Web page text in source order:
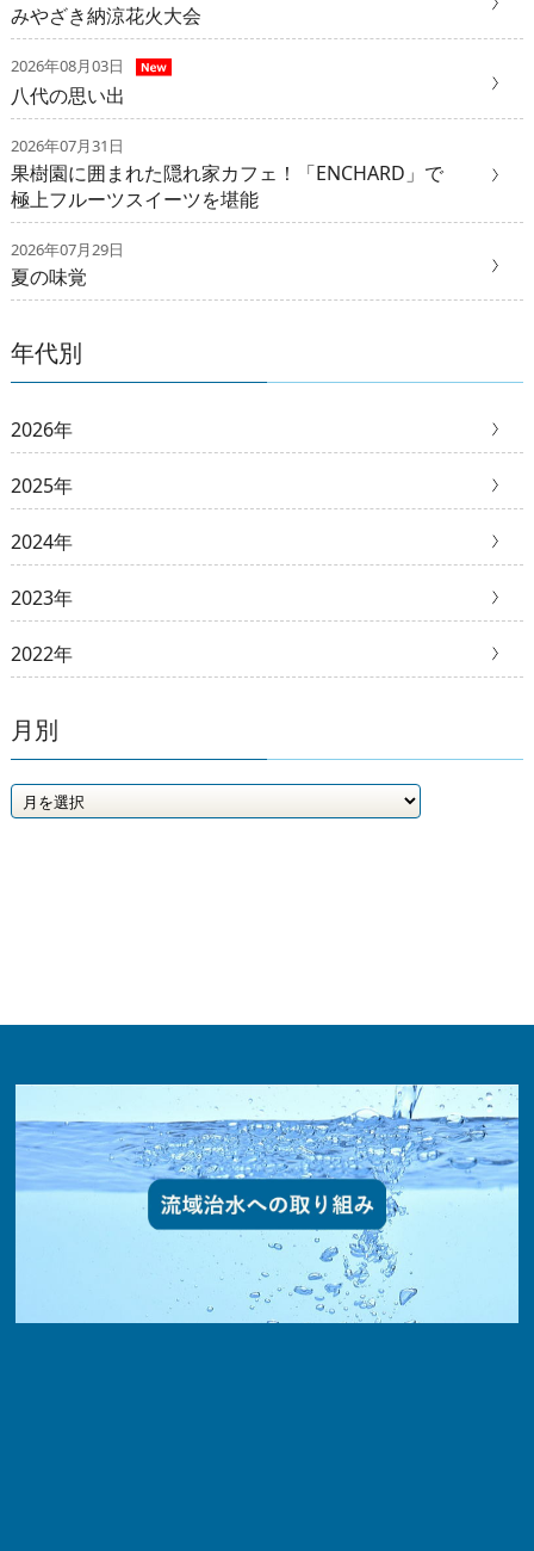
みやざき納涼花火大会
2026年08月03日
八代の思い出
2026年07月31日
果樹園に囲まれた隠れ家カフェ！「ENCHARD」で
極上フルーツスイーツを堪能
2026年07月29日
夏の味覚
年代別
2026年
2025年
2024年
2023年
2022年
月別